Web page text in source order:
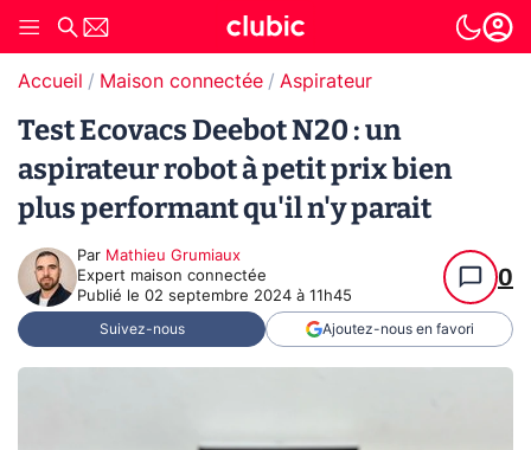
Accueil Maison connectée Aspirateur
Test Ecovacs Deebot N20 : un
aspirateur robot à petit prix bien
plus performant qu'il n'y parait
Par Mathieu Grumiaux
Expert maison connectée
Publié le 02 septembre 2024 à 11h45
0
Suivez-nous Ajoutez-nous en favori